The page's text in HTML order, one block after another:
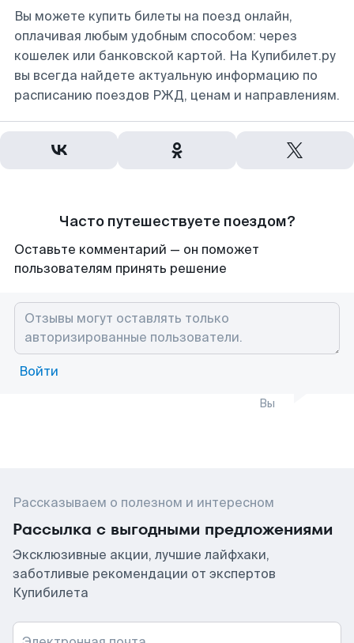
Вы можете купить билеты на поезд онлайн,
оплачивая любым удобным способом: через
кошелек или банковской картой. На Купибилет.ру
вы всегда найдете актуальную информацию по
расписанию поездов РЖД, ценам и направлениям.
Часто путешествуете поездом?
Оставьте комментарий — он поможет
пользователям принять решение
Войти
Вы
Рассказываем о полезном и интересном
Рассылка с выгодными предложениями
Эксклюзивные акции, лучшие лайфхаки,
заботливые рекомендации от экспертов
Купибилета